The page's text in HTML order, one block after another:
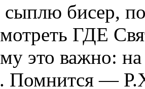
сыплю бисер,
ГДЕ
это важно: на
Помнится —